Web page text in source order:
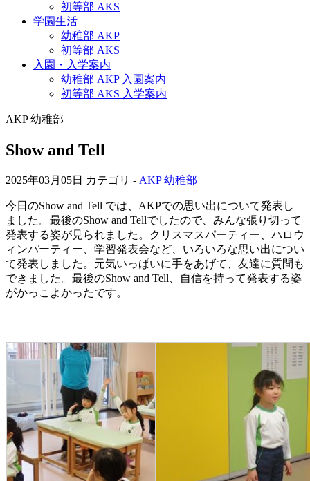
初等部 AKS
学園生活
幼稚部 AKP
初等部 AKS
入園・入学案内
幼稚部 AKP 入園案内
初等部 AKS 入学案内
AKP 幼稚部
Show and Tell
2025年03月05日 カテゴリ - AKP 幼稚部
今日のShow and Tell では、AKPでの思い出について発表し
ました。最後のShow and Tellでしたので、みんな張り切って
発表する姿が見られました。クリスマスパーティー、ハロウ
ィンパーティー、学習発表会など、いろいろな思い出につい
て発表しました。元気いっぱいに手をあげて、友達に質問も
できました。最後のShow and Tell、自信を持って発表する姿
がかっこよかったです。